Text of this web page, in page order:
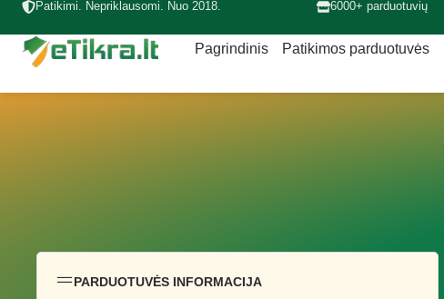
Patikimi. Nepriklausomi. Nuo 2018. 6000+ parduotuvių
Pagrindinis Patikimos parduotuvės
PARDUOTUVĖS INFORMACIJA